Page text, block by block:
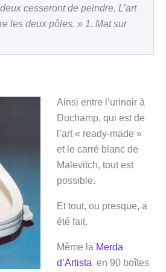
cesseront de peindre. L’art
les deux pôles. » 1. Mat sur
Ainsi entre l’urinoir à
Duchamp, qui est de
l’art « ready-made »
et le carré blanc de
Malevitch, tout est
possible.
Et tout, ou presque, a
été fait.
Même la Merda
d’Artista en 90 boîtes